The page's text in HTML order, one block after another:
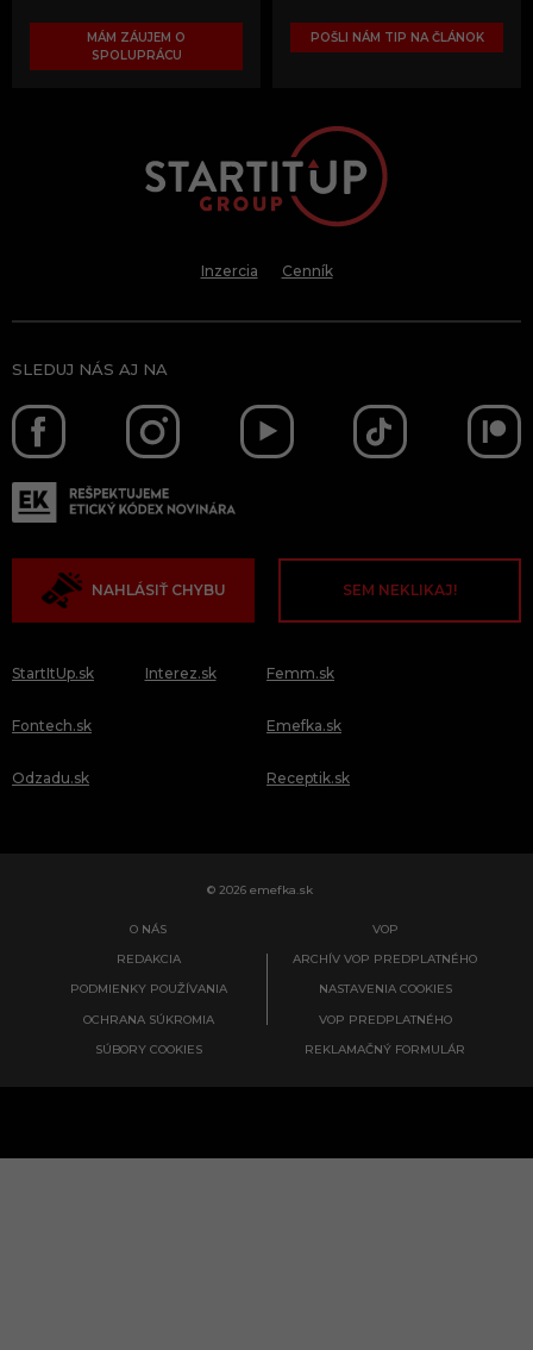
MÁM ZÁUJEM O
SPOLUPRÁCU
POŠLI NÁM TIP NA ČLÁNOK
Inzercia Cenník
SLEDUJ NÁS AJ NA
NAHLÁSIŤ CHYBU SEM NEKLIKAJ!
StartItUp.sk
Fontech.sk
Odzadu.sk
Interez.sk Femm.sk
Emefka.sk
Receptik.sk
© 2026 emefka.sk
O NÁS
REDAKCIA
PODMIENKY POUŽÍVANIA
OCHRANA SÚKROMIA
SÚBORY COOKIES
VOP
ARCHÍV VOP PREDPLATNÉHO
NASTAVENIA COOKIES
VOP PREDPLATNÉHO
REKLAMAČNÝ FORMULÁR